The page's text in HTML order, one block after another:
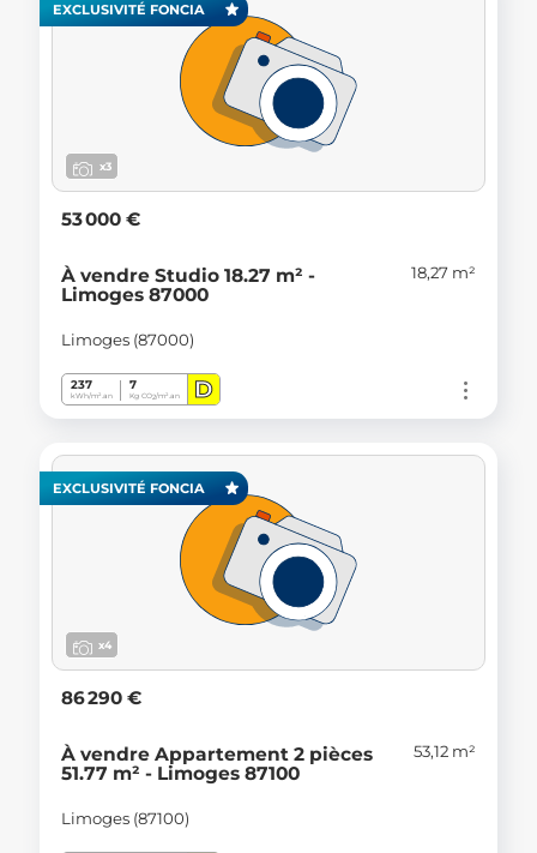
EXCLUSIVITÉ FONCIA
x3
53 000 €
À vendre Studio 18.27 m² -
Limoges 87000
18,27 m²
Limoges (87000)
237
kWh/m².an
7
Kg CO2/m².an D
EXCLUSIVITÉ FONCIA
x4
86 290 €
À vendre Appartement 2 pièces
51.77 m² - Limoges 87100
53,12 m²
Limoges (87100)